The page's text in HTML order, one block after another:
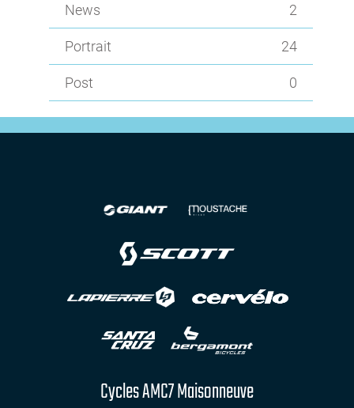
News 2
Portrait 24
Post 0
Cycles AMC7 Maisonneuve